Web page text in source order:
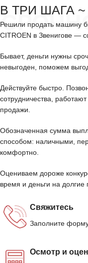
В ТРИ ШАГА ~
Решили продать машину
CITROEN в Звенигове —
Бывает, деньги нужны
невыгоден, поможем
Действуйте быстро.
сотрудничества,
продажи.
Обозначенная сумма
способом: наличными,
комфортно.
Оцениваем дороже
время и деньги на долгие
Свяжитесь
Заполните
Осмотр и